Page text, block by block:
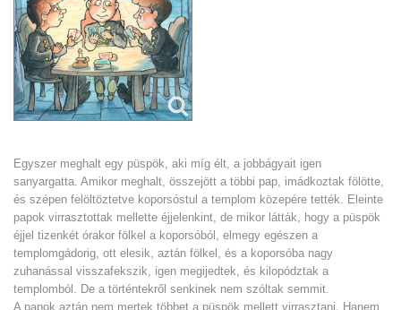
Egyszer meghalt egy püspök, aki míg élt, a jobbágyait igen
sanyargatta. Amikor meghalt, összejött a többi pap, imádkoztak fölötte,
és szépen felöltöztetve koporsóstul a templom közepére tették. Eleinte
papok virrasztottak mellette éjjelenkint, de mikor látták, hogy a püspök
éjjel tizenkét órakor fölkel a koporsóból, elmegy egészen a
templomgádorig, ott elesik, aztán fölkel, és a koporsóba nagy
zuhanással visszafekszik, igen megijedtek, és kilopództak a
templomból. De a történtekről senkinek nem szóltak semmit.
A papok aztán nem mertek többet a püspök mellett virrasztani. Hanem